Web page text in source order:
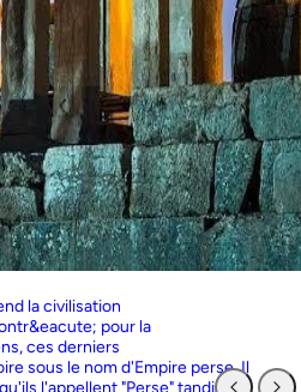
et l&rsquo;aridit&eacute; en Iran causait la miragartion des gens vers des r&eacute;gions plus verts : ils se d&eacute;pla&ccedil;aient tous les ann&eacute;es, pour aller vers les r&eacute;gions o&ugrave; il faisait agr&eacute;able pendant l&rsquo;hiver et des r&eacute;gions o&ugrave; le climat faisait moins chaud au cours de l&rsquo;&eacute;t&eacute;. En comparaison avec les les s&eacute;dentaires, les nomades ont des puissances militaires et ils sont plus dynamiques, et plus nombreux que les villageoises qu'ils attaquaient. Ces particularit&eacute;s permettent &agrave; une tribu ou &agrave; un ensemble de tribus de faire diriger les autres vers la formation d&rsquo;un &eacute;tat central : Ensuite il faisait les n&eacute;cessaires pour collecter directement ou via un moyen indirect, la totalit&eacute; des produits agricoles exc&eacute;dentaires pour fournir les affaires financi&egrave;res. Ainsi il devient un &eacute;tat central et capable &agrave; taille de contr&ocirc;ler, d'administrer et de d&eacute;fendre ses vastes territoires. La plupart des souverains iraniens se d&eacute;pla&ccedil;aient la plupart du temps et cette caract&eacute;ristique est racin&eacute; dans leurs origines et leurs esprits. Par exemple les Ach&eacute;m&eacute;nides dirigeaient leurs trois capitales et se d&eacute;pla&ccedil;aient entre : Suse, Pers&eacute;polis et Ecbatane et parfois quatre si on fait inclure la Babylon. D&egrave;s le d&eacute;but ; tous les gouvernements iraniens jusqu&rsquo;au 20&egrave;me si&egrave;cle, on &eacute;t&eacute; fond&eacute;s par des tribus nomades et apr&egrave;s avoir &ecirc;tre uni au sein du gouvernement , il fallait se pr&eacute;parer pour faire face aux d&eacute;fis comme l&rsquo;invasion des nomades dans le pays et ceux qui pourraient attaquer depuis des terres au-del&agrave; des fronti&egrave;res. D'une mani&egrave;re historique, l'Iran a &eacute;t&eacute; le carrefour entre l'Asie et l'Europe, l'Est et l'Ouest. Les personnes, les biens ainsi que les croyances, les normes et produits culturels y sont pass&eacute;s, g&eacute;n&eacute;ralement d'est en ouest, mais pas toujours. L'influence orientale &eacute;tait telle que beaucoup des anciens mythes et l&eacute;gendes iraniens provenaient des terres orientales de l'Iran, bien que l'islam et les Arabes soient venus de la direction oppos&eacute;e. Cette situation g&eacute;ographique particuli&egrave;re a donn&eacute; lieu &agrave; ce que l'on peut appeler &laquo; l'effet carrefour &raquo;, &agrave; la fois d&eacute;stabilisant et enrichissant le pays ; rendant ses habitants hospitaliers et amicaux envers les &eacute;trangers et aussi tr&egrave;s conscients de leur particularit&eacute;. L'une des cons&eacute;quences de l'effet de carrefour est le fait que l'Iran est maintenant peupl&eacute; d&rsquo;une vari&eacute;t&eacute; de communaut&eacute;s ethniques et linguistiques incluant ceux dont la langue maternelle est le persan, ainsi que les Kurdes, les Turcs, les Arabes, les Baloutches, etc. On rencontre les Turcophones dans la r&eacute;gion Nord-ouest de l'Azerba&iuml;djan, aujourd'hui divis&eacute;e en plusieurs provinces, &agrave; la fronti&egrave;re de la Turquie et du Caucase. D'autres peuples turcophones, comme les Turkm&egrave;nes du Centre-nord-est et les tribus turcophones comm